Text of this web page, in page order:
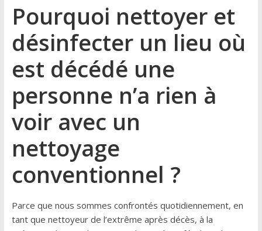
Pourquoi nettoyer et
désinfecter un lieu où
est décédé une
personne n’a rien à
voir avec un
nettoyage
conventionnel ?
Parce que nous sommes confrontés quotidiennement, en
tant que nettoyeur de l’extrême après décès, à la